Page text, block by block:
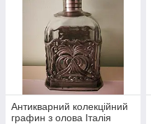
Антикварний колекційний
графин з олова Італія